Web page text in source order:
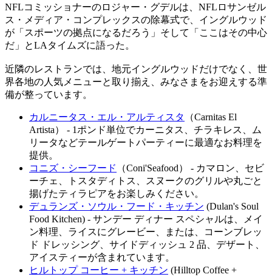
NFLコミッショナーのロジャー・グデルは、NFLロサンゼル
ス・メディア・コンプレックスの除幕式で、イングルウッド
が「スポーツの拠点になるだろう」そして「ここはその中心
だ」とLAタイムズに語った。
近隣のレストランでは、地元イングルウッドだけでなく、世
界各地の人気メニューと取り揃え、みなさまをお迎えする準
備が整っています。
カルニータス・エル・アルティスタ
（Carnitas El
Artista） - 1ポンド単位でカーニタス、チラキレス、ム
リータなどテールゲートパーティーに最適なお料理を
提供。
コニズ・シーフード
（Coni'Seafood） - カマロン、セビ
ーチェ、トスタディトス、スヌークのグリルや丸ごと
揚げたティラピアをお楽しみください。
デュランズ・ソウル・フード・キッチン (Dulan's Soul
Food Kitchen) - サンデー ディナー スペシャルは、メイ
ン料理、ライスにグレービー、または、コーンブレッ
ド ドレッシング、サイドディッシュ 2 品、デザート、
アイスティーが含まれています。
ヒルトップ コーヒー + キッチン (Hilltop Coffee +